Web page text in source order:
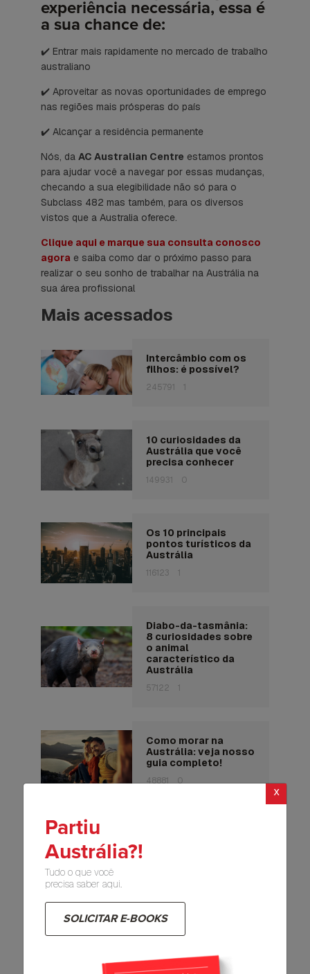
experiência necessária, essa é
a sua chance de:
✔️ Entrar mais rapidamente no mercado de trabalho
australiano
✔️ Aproveitar as novas oportunidades de emprego
nas regiões mais prósperas do país
✔️ Alcançar a residência permanente
Nós, da AC Australian Centre estamos prontos
para ajudar você a navegar por essas mudanças,
checando a sua elegibilidade não só para o
Subclass 482 mas também, para os diversos
vistos que a Australia oferece.
Clique aqui e marque sua consulta conosco
agora e saiba como dar o próximo passo para
realizar o seu sonho de trabalhar na Austrália na
sua área profissional
Mais acessados
Intercâmbio com os
filhos: é possível?
245791 1
10 curiosidades da
Austrália que você
precisa conhecer
149931 0
Os 10 principais
pontos turísticos da
Austrália
116123 1
Diabo-da-tasmânia:
8 curiosidades sobre
o animal
característico da
Austrália
57122 1
Como morar na
Austrália: veja nosso
guia completo!
488810
Relacionados
x
Partiu
Austrália?!
Tudo o que você
precisa saber aqui.
SOLICITAR E-BOOKS